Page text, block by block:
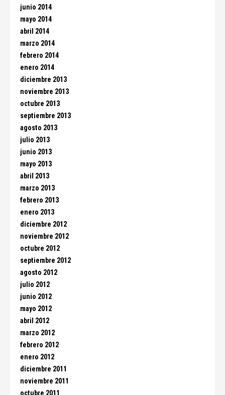
junio 2014
mayo 2014
abril 2014
marzo 2014
febrero 2014
enero 2014
diciembre 2013
noviembre 2013
octubre 2013
septiembre 2013
agosto 2013
julio 2013
junio 2013
mayo 2013
abril 2013
marzo 2013
febrero 2013
enero 2013
diciembre 2012
noviembre 2012
octubre 2012
septiembre 2012
agosto 2012
julio 2012
junio 2012
mayo 2012
abril 2012
marzo 2012
febrero 2012
enero 2012
diciembre 2011
noviembre 2011
octubre 2011